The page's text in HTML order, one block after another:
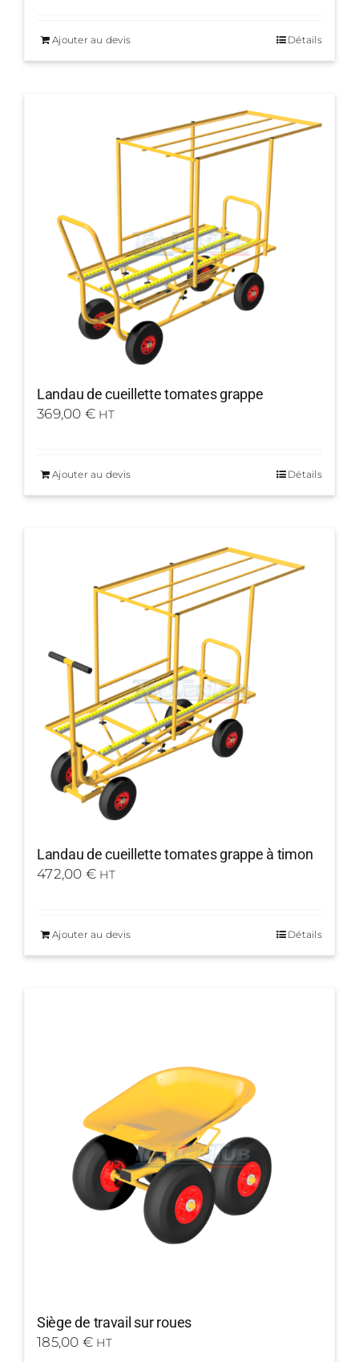
Ajouter au devis Détails
Landau de cueillette tomates grappe
369,00 € HT
Ajouter au devis Détails
Landau de cueillette tomates grappe à timon
472,00 € HT
Ajouter au devis Détails
Siège de travail sur roues
185,00 € HT